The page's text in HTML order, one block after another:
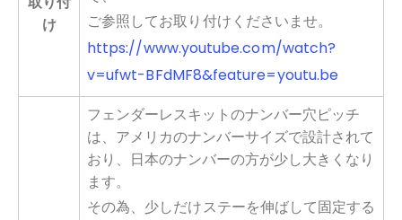
け
ご参照してお取り付けくださいませ。
https://www.youtube.com/watch?
v=ufwt-BFdMF8&feature=youtu.be
フェンダーレスキットのナンバー穴ピッチ
は、アメリカのナンバーサイズで設計されて
おり、日本のナンバーの方が少し大きくなり
ます。
その為、少しだけステーを伸ばして固定する